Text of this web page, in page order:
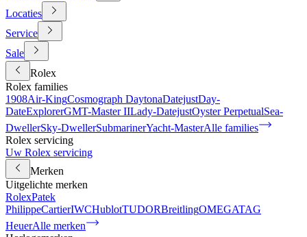
Locaties
Service
Sale
Rolex
Rolex families
1908Air-KingCosmograph DaytonaDatejustDay-
DateExplorerGMT-Master IILady-DatejustOyster PerpetualSea-
DwellerSky-DwellerSubmarinerYacht-MasterAlle families
Rolex servicing
Uw Rolex servicing
Merken
Uitgelichte merken
RolexPatek
PhilippeCartierIWCHublotTUDORBreitlingOMEGATAG
HeuerAlle merken